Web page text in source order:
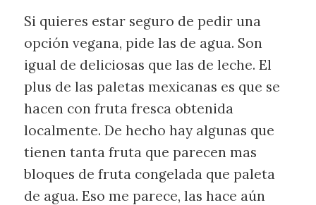
Si quieres estar seguro de pedir una
opción vegana, pide las de agua. Son
igual de deliciosas que las de leche. El
plus de las paletas mexicanas es que se
hacen con fruta fresca obtenida
localmente. De hecho hay algunas que
tienen tanta fruta que parecen mas
bloques de fruta congelada que paleta
de agua. Eso me parece, las hace aún